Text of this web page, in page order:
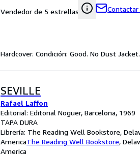
Vendedor de 5 estrellas
Hardcover. Condición: Good. No Dust
SEVILLE
Rafael Laffon
Editorial: Editorial Noguer, Barcelona, 1969
TAPA DURA
Librería: The Reading Well Bookstore,
AmericaThe Reading Well Bookstore,
America